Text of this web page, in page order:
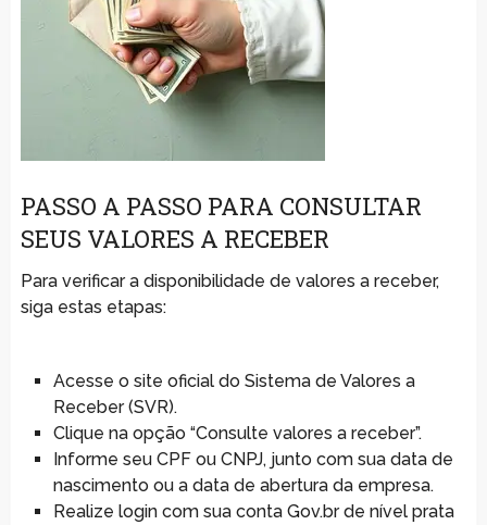
PASSO A PASSO PARA CONSULTAR
SEUS VALORES A RECEBER
Para verificar a disponibilidade de valores a receber,
siga estas etapas:
Acesse o site oficial do Sistema de Valores a
Receber (SVR).
Clique na opção “Consulte valores a receber”.
Informe seu CPF ou CNPJ, junto com sua data de
nascimento ou a data de abertura da empresa.
Realize login com sua conta Gov.br de nível prata